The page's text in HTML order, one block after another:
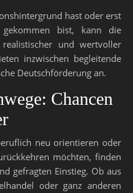
hast oder erst
bist, kann die
und wertvoller
inzwischen begleitende
Deutschförderung an.
Chancen
neu orientieren oder
möchten, finden
gefragten Einstieg. Ob aus
oder ganz anderen